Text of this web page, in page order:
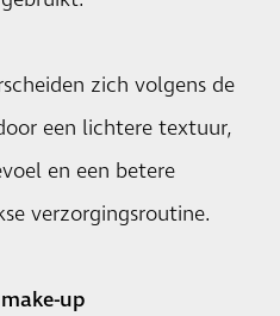
zich volgens de
een lichtere textuur,
en een betere
verzorgingsroutine.
up